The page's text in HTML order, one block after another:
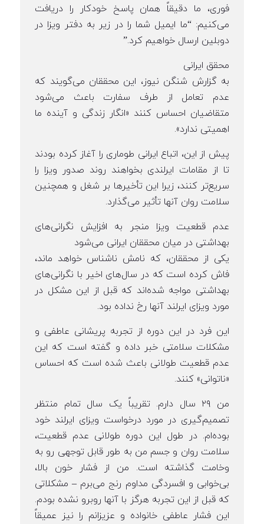
فوری، ما دقیقاً همان پاسخ خودکار را دریافت
می‌کنیم: “ما ایمیل شما را در زیر به دفتر ویزا در
دوبلین ارسال خواهیم کرد.”
محقق ایرانی
به گزارش شنگن نیوز، این محققان می‌گویند که
عدم تعامل از طرف سفارت باعث می‌شود
متقاضیان احساس کنند «انگار زندگی و آینده ما
اهمیتی ندارد».
پیش از این، اتباع ایرانی طوماری را آغاز کرده بودند
تا از مقامات ایرلندی بخواهند روند صدور ویزا را
سریع‌تر کنند، زیرا این تأخیرها بر شغل و همچنین
سلامت روان آنها تأثیر می‌گذارد.
عدم قطعیت ویزا منجر به افزایش نگرانی‌های
بهداشتی در میان محققان ایرانی می‌شود
یکی از محققان، که نامش ناشناس خواهد ماند،
فاش کرده است که در سال‌های اخیر با نگرانی‌های
بهداشتی مواجه شده‌اند که قبل از این مشکل در
مورد ویزای ایرلند آنها رخ نداده بود.
این فرد در این دوره از تجربه پریشانی عاطفی و
مشکلات سلامتی خبر داده و گفته است که این
عدم قطعیت طولانی باعث شده است که احساس
«ناتوانی» کنند.
من ۲۹ سال دارم. تقریباً یک سال تمام منتظر
تصمیم‌گیری در مورد درخواست ویزای ایرلند خود
بوده‌ام. در طول این دوره طولانی عدم قطعیت،
سلامت روان و جسم من به طور قابل توجهی رو به
وخامت گذاشته است. من از فشار خون بالا،
بی‌خوابی و افسردگی مداوم رنج می‌برم – مشکلاتی
که قبل از این تجربه هرگز با آنها روبرو نشده بودم.
این فشار عاطفی خانواده و عزیزانم را نیز عمیقاً